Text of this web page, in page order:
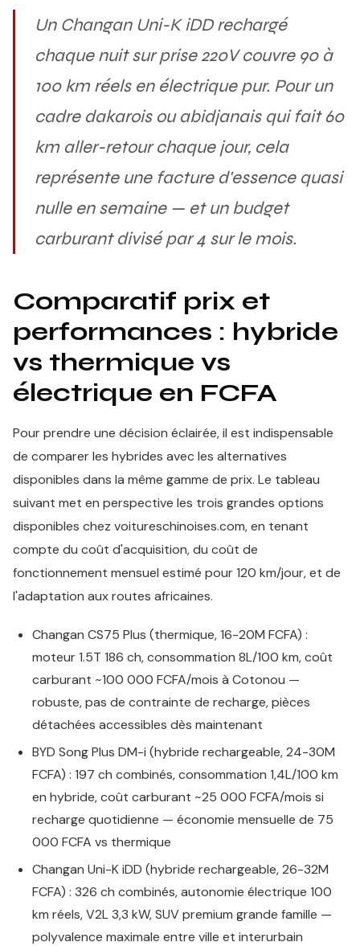
Un Changan Uni-K iDD rechargé
chaque nuit sur prise 220V couvre 90 à
100 km réels en électrique pur. Pour un
cadre dakarois ou abidjanais qui fait 60
km aller-retour chaque jour, cela
représente une facture d'essence quasi
nulle en semaine — et un budget
carburant divisé par 4 sur le mois.
Comparatif prix et
performances : hybride
vs thermique vs
électrique en FCFA
Pour prendre une décision éclairée, il est indispensable
de comparer les hybrides avec les alternatives
disponibles dans la même gamme de prix. Le tableau
suivant met en perspective les trois grandes options
disponibles chez voitureschinoises.com, en tenant
compte du coût d'acquisition, du coût de
fonctionnement mensuel estimé pour 120 km/jour, et de
l'adaptation aux routes africaines.
Changan CS75 Plus (thermique, 16-20M FCFA) :
moteur 1.5T 186 ch, consommation 8L/100 km, coût
carburant ~100 000 FCFA/mois à Cotonou —
robuste, pas de contrainte de recharge, pièces
détachées accessibles dès maintenant
BYD Song Plus DM-i (hybride rechargeable, 24-30M
FCFA) : 197 ch combinés, consommation 1,4L/100 km
en hybride, coût carburant ~25 000 FCFA/mois si
recharge quotidienne — économie mensuelle de 75
000 FCFA vs thermique
Changan Uni-K iDD (hybride rechargeable, 26-32M
FCFA) : 326 ch combinés, autonomie électrique 100
km réels, V2L 3,3 kW, SUV premium grande famille —
polyvalence maximale entre ville et interurbain